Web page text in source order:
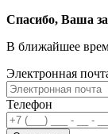
Спасибо, Ваша
В ближайшее
Электронная
Телефон